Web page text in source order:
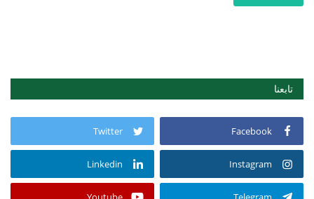
تابعنا
Facebook
Twitter
Instagram
Linkedin